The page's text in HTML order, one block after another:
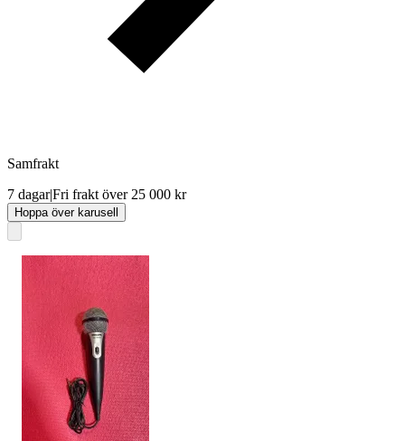
Samfrakt
7 dagar|Fri frakt över 25 000 kr
Hoppa över karusell